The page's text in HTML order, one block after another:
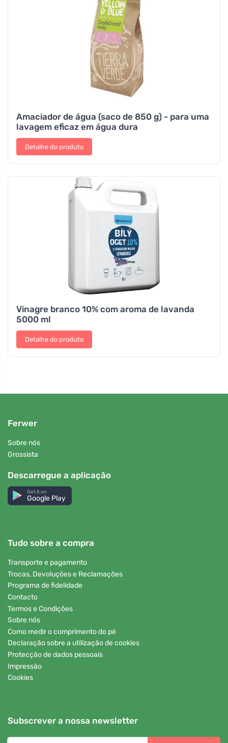
Amaciador de água (saco de 850 g) - para uma
lavagem eficaz em água dura
Detalhe do produto
Vinagre branco 10% com aroma de lavanda
5000 ml
Detalhe do produto
Ferwer
Sobre nós
Grossista
Descarregue a aplicação
Get it on
Google Play
Tudo sobre a compra
Transporte e pagamento
Trocas, Devoluções e Reclamações
Programa de fidelidade
Contacto
Termos e Condições
Sobre nós
Como medir o comprimento do pé
Declaração sobre a utilização de cookies
Protecção de dados pessoais
Impressão
Cookies
Subscrever a nossa newsletter